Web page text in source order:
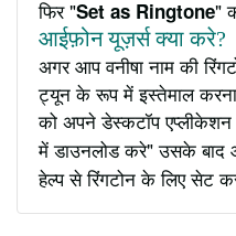
फिर "Set as Ringtone"
आईफ़ोन यूज़र्स क्या करे?
अगर आप वनीषा नाम की
ट्यून के रूप में इस्तेमाल
को अपने डेस्कटॉप
में डाउनलोड करे" उसके
हेल्प से रिंगटोन के लिए सेट